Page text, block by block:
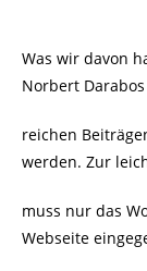
Was wir davon
Norbert
reichen
werden. Zur
muss nur das
Webseite